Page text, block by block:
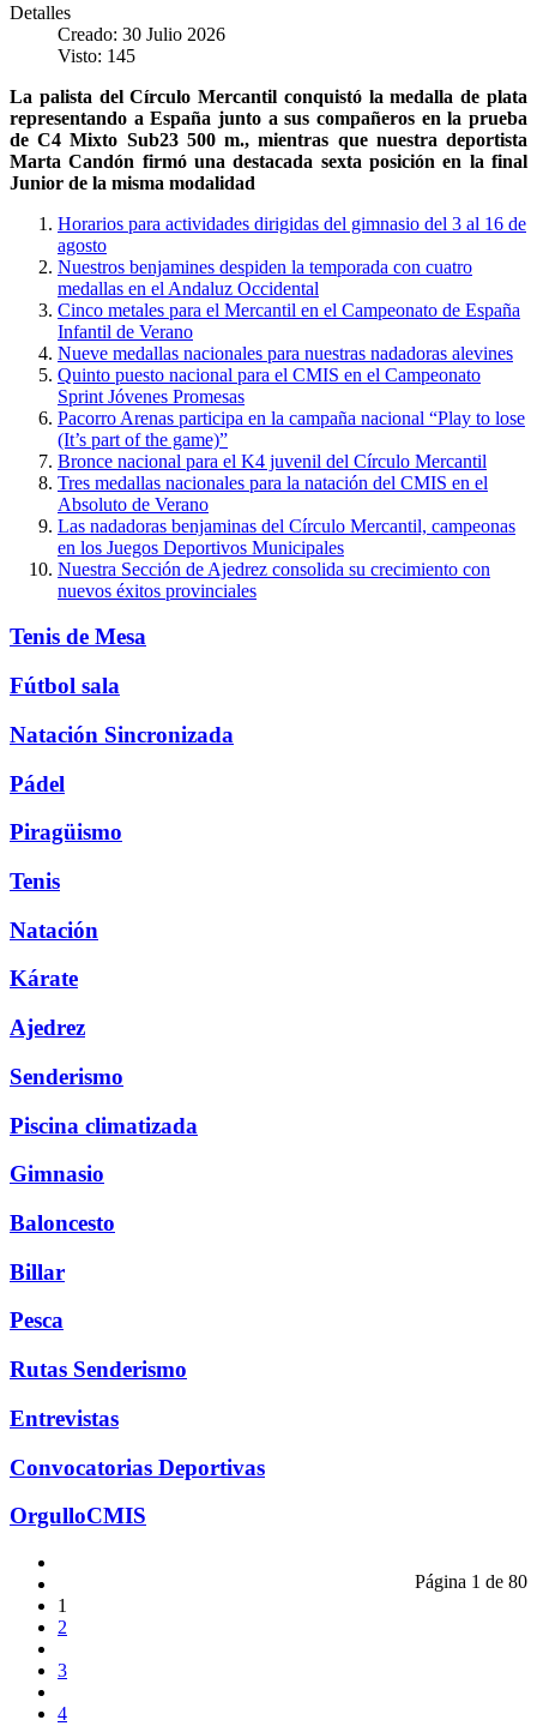
Detalles
Creado: 30 Julio 2026
Visto: 145
La palista del Círculo Mercantil conquistó la medalla de plata
representando a España junto a sus compañeros en la prueba
de C4 Mixto Sub23 500 m., mientras que nuestra deportista
Marta Candón firmó una destacada sexta posición en la final
Junior de la misma modalidad
Horarios para actividades dirigidas del gimnasio del 3 al 16 de
agosto
Nuestros benjamines despiden la temporada con cuatro
medallas en el Andaluz Occidental
Cinco metales para el Mercantil en el Campeonato de España
Infantil de Verano
Nueve medallas nacionales para nuestras nadadoras alevines
Quinto puesto nacional para el CMIS en el Campeonato
Sprint Jóvenes Promesas
Pacorro Arenas participa en la campaña nacional “Play to lose
(It’s part of the game)”
Bronce nacional para el K4 juvenil del Círculo Mercantil
Tres medallas nacionales para la natación del CMIS en el
Absoluto de Verano
Las nadadoras benjaminas del Círculo Mercantil, campeonas
en los Juegos Deportivos Municipales
Nuestra Sección de Ajedrez consolida su crecimiento con
nuevos éxitos provinciales
Tenis de Mesa
Fútbol sala
Natación Sincronizada
Pádel
Piragüismo
Tenis
Natación
Kárate
Ajedrez
Senderismo
Piscina climatizada
Gimnasio
Baloncesto
Billar
Pesca
Rutas Senderismo
Entrevistas
Convocatorias Deportivas
OrgulloCMIS
Página 1 de 80
1
2
3
4